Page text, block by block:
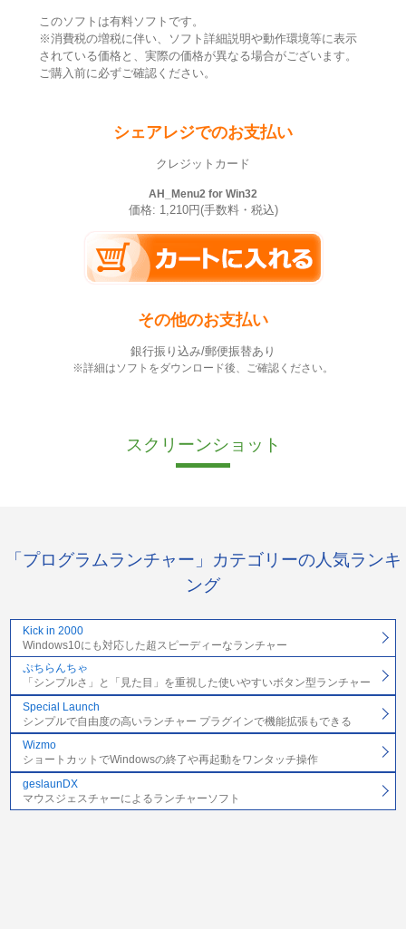
このソフトは有料ソフトです。
※消費税の増税に伴い、ソフト詳細説明や動作環境等に表示
されている価格と、実際の価格が異なる場合がございます。
ご購入前に必ずご確認ください。
シェアレジでのお支払い
クレジットカード
AH_Menu2 for Win32
価格: 1,210円(手数料・税込)
その他のお支払い
銀行振り込み/郵便振替あり
※詳細はソフトをダウンロード後、ご確認ください。
スクリーンショット
「プログラムランチャー」カテゴリーの人気ランキ
ング
Kick in 2000
Windows10にも対応した超スピーディーなランチャー
ぷちらんちゃ
「シンプルさ」と「見た目」を重視した使いやすいボタン型ランチャー
Special Launch
シンプルで自由度の高いランチャー プラグインで機能拡張もできる
Wizmo
ショートカットでWindowsの終了や再起動をワンタッチ操作
geslaunDX
マウスジェスチャーによるランチャーソフト